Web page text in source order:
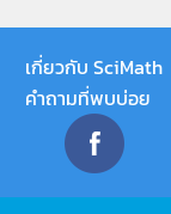
เกี่ยวกับ SciMath
คำถามที่พบบ่อย